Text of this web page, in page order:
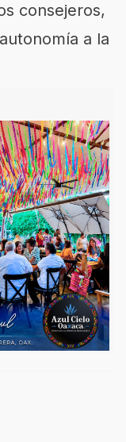
consejeros,
a la